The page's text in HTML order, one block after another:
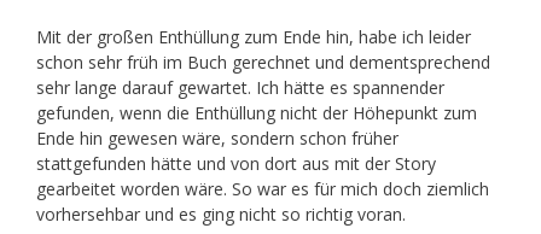
Mit der großen Enthüllung zum Ende hin, habe ich leider
schon sehr früh im Buch gerechnet und dementsprechend
sehr lange darauf gewartet. Ich hätte es spannender
gefunden, wenn die Enthüllung nicht der Höhepunkt zum
Ende hin gewesen wäre, sondern schon früher
stattgefunden hätte und von dort aus mit der Story
gearbeitet worden wäre. So war es für mich doch ziemlich
vorhersehbar und es ging nicht so richtig voran.